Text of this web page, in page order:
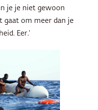
je je niet gewoon
gaat om meer dan je
Eer.’